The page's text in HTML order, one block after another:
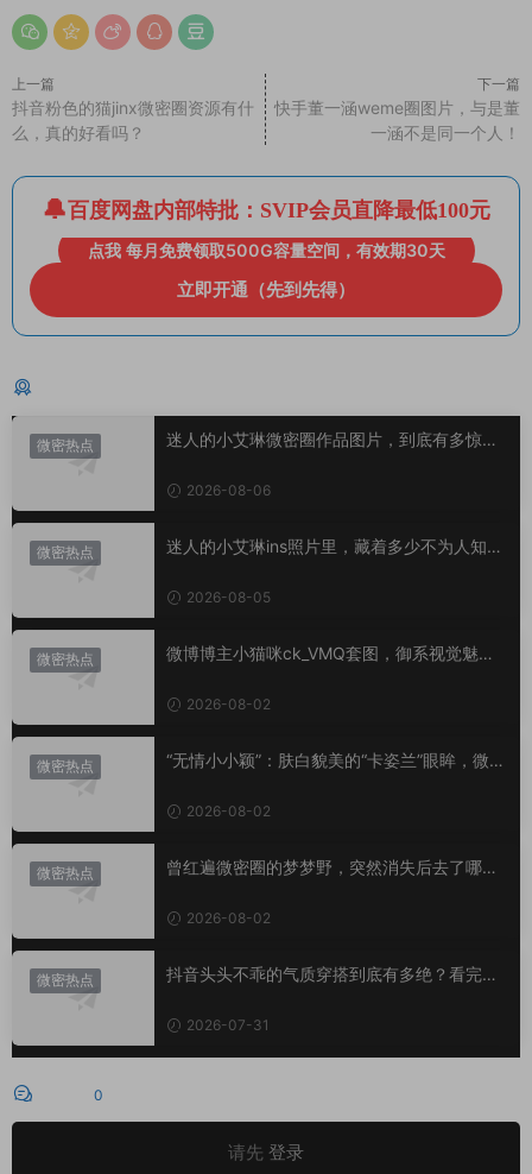
上一篇
抖音粉色的猫jinx微密圈资源有什
么，真的好看吗？
下一篇
快手董一涵weme圈图片，与是董
一涵不是同一个人！
百度网盘内部特批：SVIP会员直降最低100元
点我 每月免费领取500G容量空间，有效期30天
立即开通（先到先得）
微密热点
迷人的小艾琳微密圈作品图片，到底有多惊
2026-08-06
微密热点
迷人的小艾琳ins照片里，藏着多少不为人知的
2026-08-05
微密热点
微博博主小猫咪ck_VMQ套图，御系视觉魅力
2026-08-02
微密热点
“无情小小颖”：肤白貌美的“卡姿兰”眼眸，微密
2026-08-02
微密热点
曾红遍微密圈的梦梦野，突然消失后去了哪
2026-08-02
微密热点
抖音头头不乖的气质穿搭到底有多绝？看完想
2026-07-31
0
请先 登录